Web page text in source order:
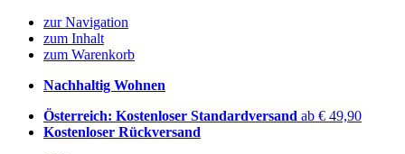
zur Navigation
zum Inhalt
zum Warenkorb
Nachhaltig Wohnen
Österreich: Kostenloser Standardversand ab € 49,90
Kostenloser Rückversand